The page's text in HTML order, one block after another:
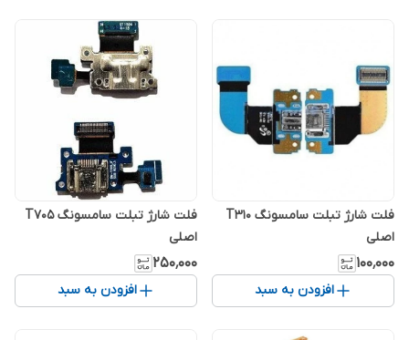
فلت شارژ تبلت سامسونگ T310
اصلی
۱۰۰٬۰۰۰
افزودن به سبد
فلت شارژ تبلت سامسونگ T705
اصلی
۲۵۰٬۰۰۰
افزودن به سبد